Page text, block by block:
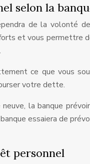
selon la
de la volonté
et vous permettre
ce que vous
votre dette.
la banque
essaiera de
personnel